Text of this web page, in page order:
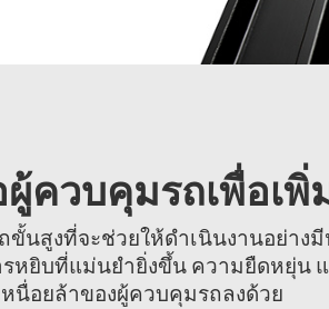
ควบคุมรถเพื่อเพิ่
ขั้นสูงที่จะช่วยให้ดำเนินงานอย่า
หยิบที่แม่นยำยิ่งขึ้น ความยืดหยุ่น
นื่อยล้าของผู้ควบคุมรถลงด้วย